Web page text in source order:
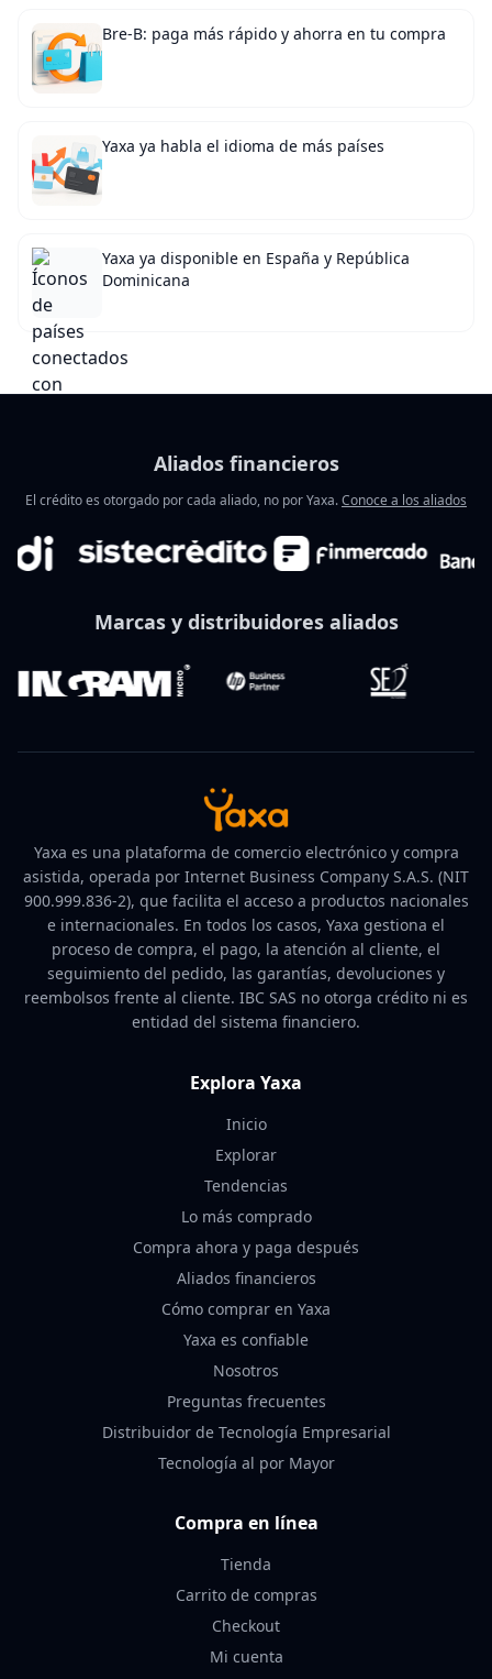
Bre-B: paga más rápido y ahorra en tu compra
Yaxa ya habla el idioma de más países
Yaxa ya disponible en España y República
Dominicana
Aliados financieros
El crédito es otorgado por cada aliado, no por Yaxa.Conoce a los aliados
Marcas y distribuidores aliados
Yaxa es una plataforma de comercio electrónico y compra
asistida, operada por Internet Business Company S.A.S. (NIT
900.999.836-2), que facilita el acceso a productos nacionales
e internacionales. En todos los casos, Yaxa gestiona el
proceso de compra, el pago, la atención al cliente, el
seguimiento del pedido, las garantías, devoluciones y
reembolsos frente al cliente. IBC SAS no otorga crédito ni es
entidad del sistema financiero.
Explora Yaxa
Inicio
Explorar
Tendencias
Lo más comprado
Compra ahora y paga después
Aliados financieros
Cómo comprar en Yaxa
Yaxa es confiable
Nosotros
Preguntas frecuentes
Distribuidor de Tecnología Empresarial
Tecnología al por Mayor
Compra en línea
Tienda
Carrito de compras
Checkout
Mi cuenta